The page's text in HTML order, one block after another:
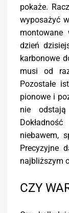
pokaże.
wyposażyć
dzień
karbonowe
musi od
Pozostałe
pionowe i
nie
niebawem,
Precyzyjne
najbliższym
CZY